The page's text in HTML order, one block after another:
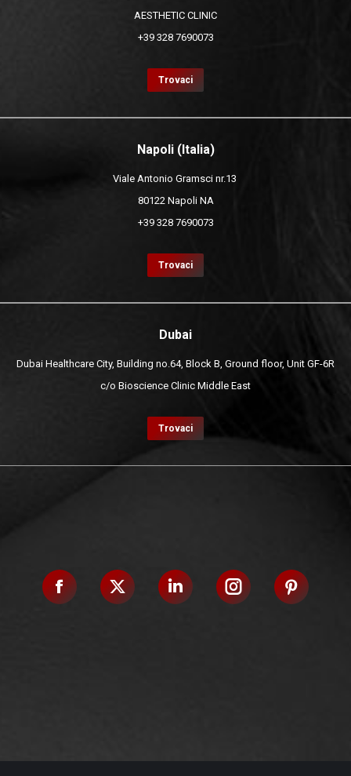
AESTHETIC CLINIC
+39 328 7690073
Trovaci
Napoli (Italia)
Viale Antonio Gramsci nr.13
80122 Napoli NA
+39 328 7690073
Trovaci
Dubai
Dubai Healthcare City, Building no.64, Block B, Ground floor, Unit GF-6R
c/o Bioscience Clinic Middle East
Trovaci
Facebook
X LinkedinInstagram